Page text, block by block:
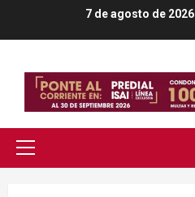
7 de agosto de 2026
Menú